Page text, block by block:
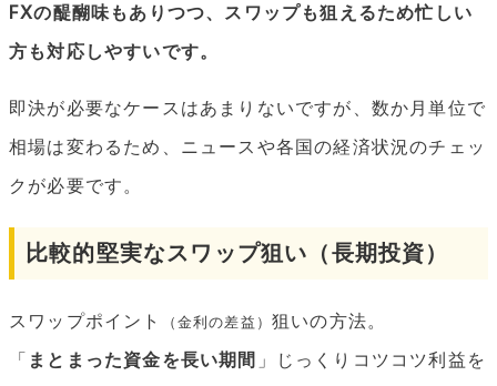
FXの醍醐味もありつつ、スワップも狙えるため忙しい
方も対応しやすいです。
即決が必要なケースはあまりないですが、数か月単位で
相場は変わるため、ニュースや各国の経済状況のチェッ
クが必要です。
比較的堅実なスワップ狙い（長期投資）
スワップポイント （金利の差益）狙いの方法。
「 まとまった資金を長い期間 」じっくりコツコツ利益を